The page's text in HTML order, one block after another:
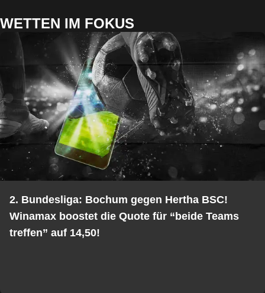
WETTEN IM FOKUS
2. Bundesliga: Bochum gegen Hertha BSC!
Winamax boostet die Quote für “beide Teams
treffen” auf 14,50!